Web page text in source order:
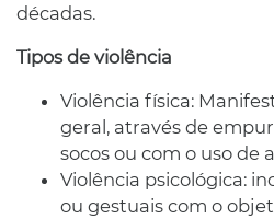
décadas.
Tipos de violência
Violência física:
geral, através de
socos ou com o uso de
Violência psicológica:
ou gestuais com o